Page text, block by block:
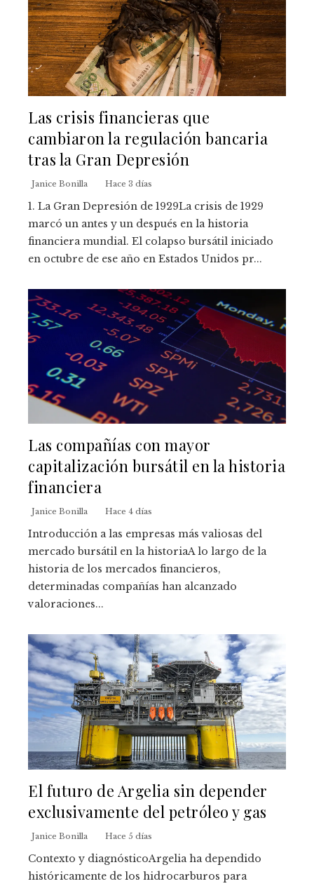
Las crisis financieras que
cambiaron la regulación bancaria
tras la Gran Depresión
Janice Bonilla Hace 3 días
1. La Gran Depresión de 1929La crisis de 1929
marcó un antes y un después en la historia
financiera mundial. El colapso bursátil iniciado
en octubre de ese año en Estados Unidos pr...
Las compañías con mayor
capitalización bursátil en la historia
financiera
Janice Bonilla Hace 4 días
Introducción a las empresas más valiosas del
mercado bursátil en la historiaA lo largo de la
historia de los mercados financieros,
determinadas compañías han alcanzado
valoraciones...
El futuro de Argelia sin depender
exclusivamente del petróleo y gas
Janice Bonilla Hace 5 días
Contexto y diagnósticoArgelia ha dependido
históricamente de los hidrocarburos para